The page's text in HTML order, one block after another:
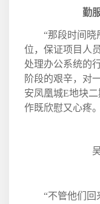
勤
“那段时间晓
位，保证项目人
处理办公系统的
阶段的艰辛，对
安凤凰城E地块
作既欣慰又心疼。
“不管他们回